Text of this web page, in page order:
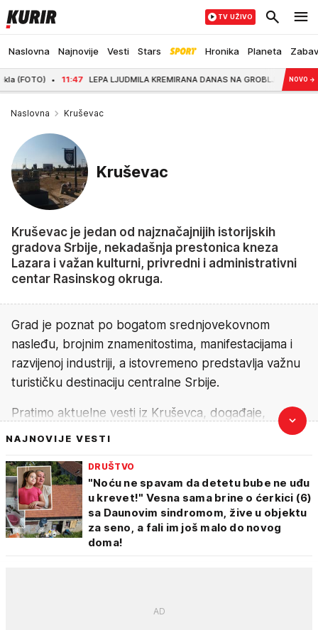
Naslovna Najnovije Vesti Stars Hronika Planeta
TV UŽIVO
11:47 LEPA LJUDMILA KREMIRANA DANAS NA GROBLJU U NOVO →
Naslovna Kruševac
Kruševac
Kruševac je jedan od najznačajnijih istorijskih
gradova Srbije, nekadašnja prestonica kneza
Lazara i važan kulturni, privredni i administrativni
centar Rasinskog okruga.
Grad je poznat po bogatom srednjovekovnom
nasleđu, brojnim znamenitostima, manifestacijama i
razvijenoj industriji, a istovremeno predstavlja važnu
turističku destinaciju centralne Srbije.
Pratimo aktuelne vesti iz Kruševca, događaje,
razvojne projekte, privredu, kulturu, obrazovanje,
ovog grada.
NAJNOVIJE VESTI
DRUŠTVO
"Noću ne spavam da detetu bube ne uđu
u krevet!" Vesna sama brine o ćerkici (6)
sa Daunovim sindromom, žive u objektu
za seno, a fali im još malo do novog
doma!